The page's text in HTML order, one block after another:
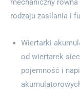
mechaniczny
rodzaju zasilania i
Wiertarki
od wiertarek
pojemność i